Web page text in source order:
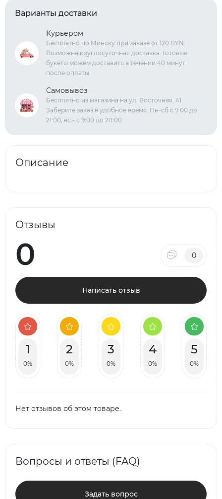
Варианты доставки
Курьером
Бесплатно по Минску при заказе от 120 BYN.
Возможна круглосуточная доставка. Готовые
букеты можем доставить в течении 40 минут
после оплаты.
Самовывоз
Бесплатно из магазина на ул. Восточная, 41.
Заберите заказ в удобное время. Пн-сб с 9:00 до
21:00, вс - с 9:00 до 20:00
Описание
Отзывы
0 0
Написать отзыв
1
0%
2
0%
3
0%
4
0%
5
0%
Нет отзывов об этом товаре.
Вопросы и ответы (FAQ)
Задать вопрос